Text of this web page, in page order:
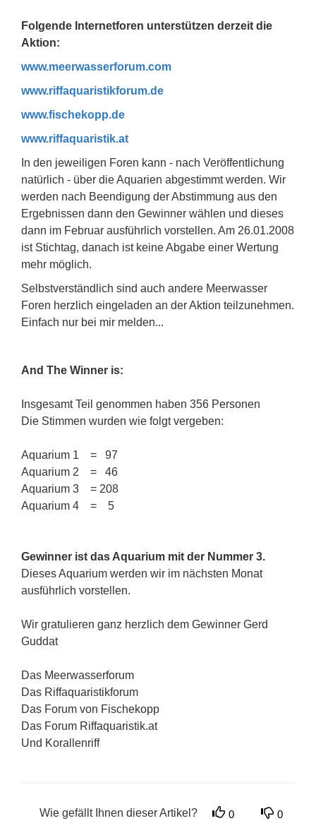
Folgende Internetforen unterstützen derzeit die
Aktion:
www.meerwasserforum.com
www.riffaquaristikforum.de
www.fischekopp.de
www.riffaquaristik.at
In den jeweiligen Foren kann - nach Veröffentlichung
natürlich - über die Aquarien abgestimmt werden. Wir
werden nach Beendigung der Abstimmung aus den
Ergebnissen dann den Gewinner wählen und dieses
dann im Februar ausführlich vorstellen. Am 26.01.2008
ist Stichtag, danach ist keine Abgabe einer Wertung
mehr möglich.
Selbstverständlich sind auch andere Meerwasser
Foren herzlich eingeladen an der Aktion teilzunehmen.
Einfach nur bei mir melden...
And The Winner is:
Insgesamt Teil genommen haben 356 Personen
Die Stimmen wurden wie folgt vergeben:
Aquarium 1 = 97
Aquarium 2 = 46
Aquarium 3 = 208
Aquarium 4 = 5
Gewinner ist das Aquarium mit der Nummer 3.
Dieses Aquarium werden wir im nächsten Monat
ausführlich vorstellen.
Wir gratulieren ganz herzlich dem Gewinner Gerd
Guddat
Das Meerwasserforum
Das Riffaquaristikforum
Das Forum von Fischekopp
Das Forum Riffaquaristik.at
Und Korallenriff
Wie gefällt Ihnen dieser Artikel? 0 0